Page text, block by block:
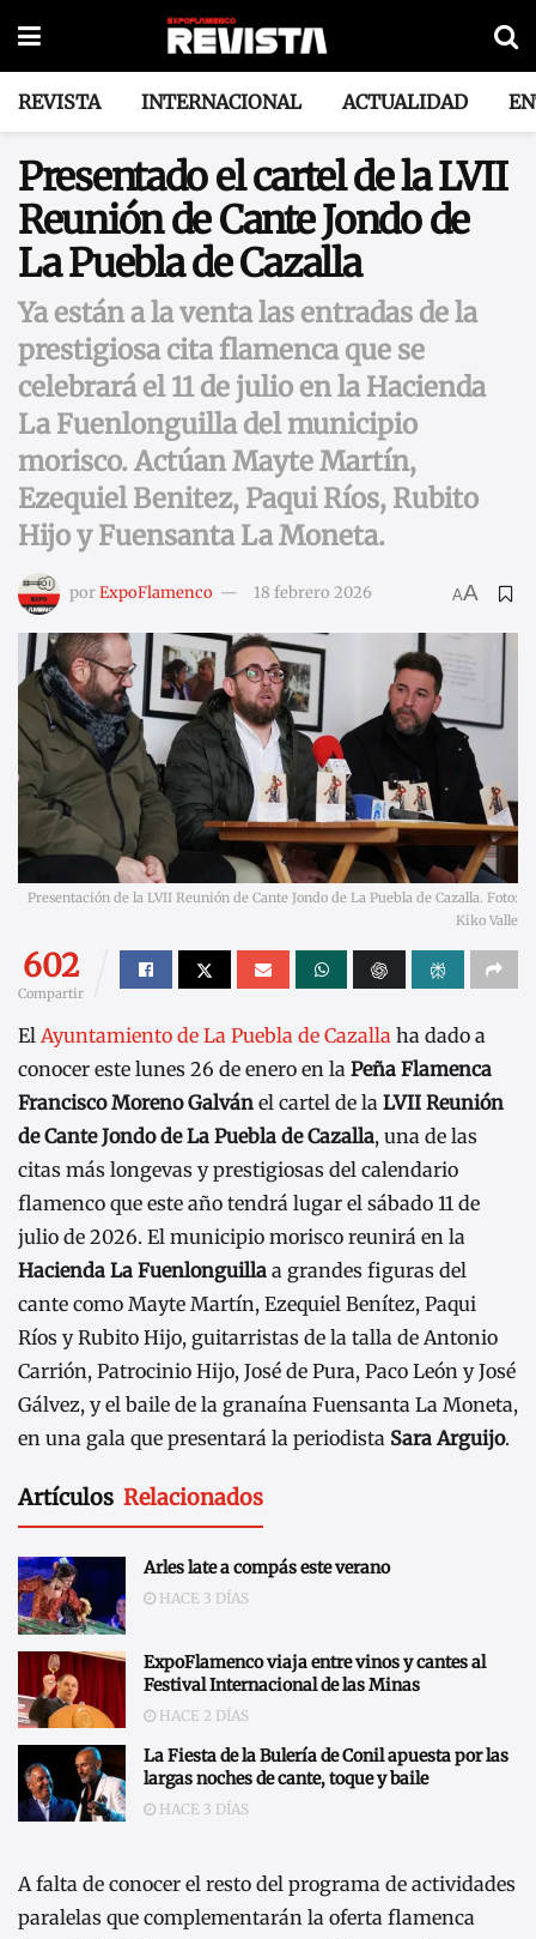
REVISTA INTERNACIONAL ACTUALIDAD
Presentado el cartel de la LVII
Reunión de Cante Jondo de
La Puebla de Cazalla
Ya están a la venta las entradas de la
prestigiosa cita flamenca que se
celebrará el 11 de julio en la Hacienda
La Fuenlonguilla del municipio
morisco. Actúan Mayte Martín,
Ezequiel Benitez, Paqui Ríos, Rubito
Hijo y Fuensanta La Moneta.
porExpoFlamenco 18 febrero 2026 AA
Presentación de la LVII Reunión de Cante Jondo de La Puebla de Cazalla. Foto:
Kiko Valle
602
Compartir
El Ayuntamiento de La Puebla de Cazalla ha dado a
conocer este lunes 26 de enero en la Peña Flamenca
Francisco Moreno Galván el cartel de la LVII Reunión
de Cante Jondo de La Puebla de Cazalla, una de las
citas más longevas y prestigiosas del calendario
flamenco que este año tendrá lugar el sábado 11 de
julio de 2026. El municipio morisco reunirá en la
Hacienda La Fuenlonguilla a grandes figuras del
cante como Mayte Martín, Ezequiel Benítez, Paqui
Ríos y Rubito Hijo, guitarristas de la talla de Antonio
Carrión, Patrocinio Hijo, José de Pura, Paco León y José
Gálvez, y el baile de la granaína Fuensanta La Moneta,
en una gala que presentará la periodista Sara Arguijo.
Artículos Relacionados
Arles late a compás este verano
HACE 3 DÍAS
ExpoFlamenco viaja entre vinos y cantes al
Festival Internacional de las Minas
HACE 2 DÍAS
La Fiesta de la Bulería de Conil apuesta por las
largas noches de cante, toque y baile
HACE 3 DÍAS
A falta de conocer el resto del programa de actividades
paralelas que complementarán la oferta flamenca